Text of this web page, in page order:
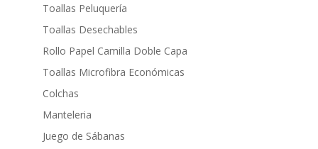
Toallas Peluquería
Toallas Desechables
Rollo Papel Camilla Doble Capa
Toallas Microfibra Económicas
Colchas
Manteleria
Juego de Sábanas